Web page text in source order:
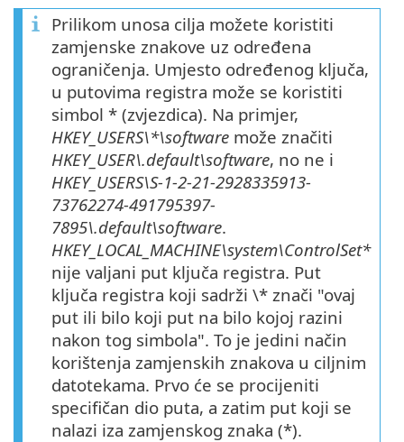
Prilikom unosa cilja možete koristiti
zamjenske znakove uz određena
ograničenja. Umjesto određenog ključa,
u putovima registra može se koristiti
simbol * (zvjezdica). Na primjer,
HKEY_USERS\*\software može značiti
HKEY_USER\.default\software, no ne i
HKEY_USERS\S-1-2-21-2928335913-
73762274-491795397-
7895\.default\software.
HKEY_LOCAL_MACHINE\system\ControlSet*
nije valjani put ključa registra. Put
ključa registra koji sadrži \* znači "ovaj
put ili bilo koji put na bilo kojoj razini
nakon tog simbola". To je jedini način
korištenja zamjenskih znakova u ciljnim
datotekama. Prvo će se procijeniti
specifičan dio puta, a zatim put koji se
nalazi iza zamjenskog znaka (*).